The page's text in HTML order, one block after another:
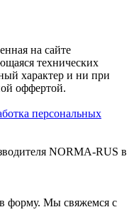
на сайте
технических
характер и ни при
оффертой.‍
персональных
NORMA-RUS в
форму. Мы свяжемся с